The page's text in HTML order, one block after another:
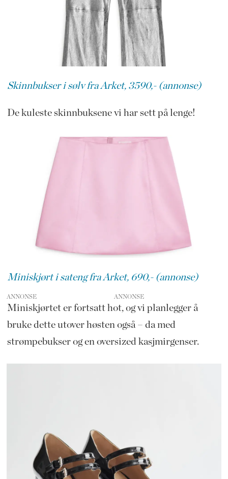
Skinnbukser i sølv fra Arket, 3590,- (annonse)
De kuleste skinnbuksene vi har sett på lenge!
Miniskjørt i sateng fra Arket, 690,- (annonse)
ANNONSE
Miniskjørtet er fortsatt hot, og vi planlegger å
bruke dette utover høsten også – da med
strømpebukser og en oversized kasjmirgenser.